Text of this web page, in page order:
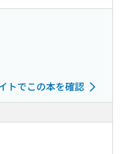
トでこの本を確認